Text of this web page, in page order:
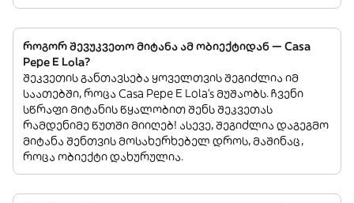
როგორ შევუკვეთო მიტანა ამ ობიექტიდან — Casa
Pepe E Lola?
შეკვეთის განთავსება ყოველთვის შეგიძლია იმ
საათებში, როცა Casa Pepe E Lola’s მუშაობს. ჩვენი
სწრაფი მიტანის წყალობით შენს შეკვეთას
რამდენიმე წუთში მიიღებ! ასევე, შეგიძლია დაგეგმო
მიტანა შენთვის მოსახერხებელ დროს, მაშინაც,
როცა ობიექტი დახურულია.